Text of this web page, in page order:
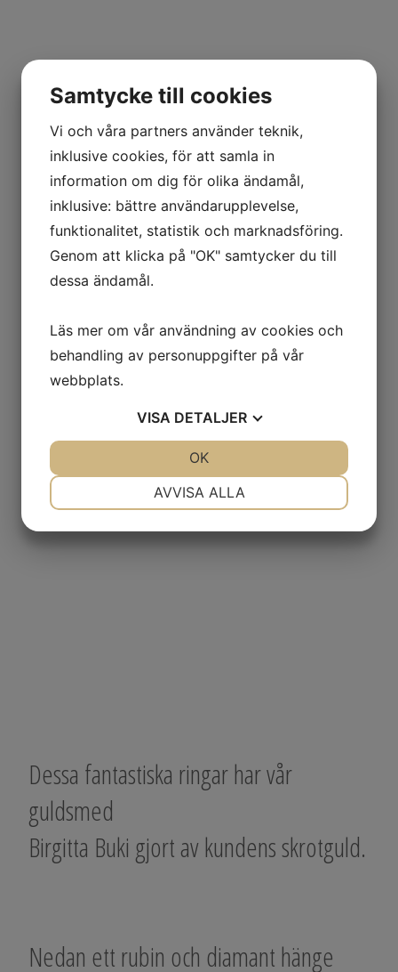
Dessa fantastiska ringar har vår
guldsmed
Birgitta Buki gjort av kundens skrotguld.
Nedan ett rubin och diamant hänge
Samtycke till cookies
Vi och våra partners använder teknik,
inklusive cookies, för att samla in
information om dig för olika ändamål,
inklusive: bättre användarupplevelse,
funktionalitet, statistik och marknadsföring.
Genom att klicka på "OK" samtycker du till
dessa ändamål.
Läs mer om vår användning av cookies och
behandling av personuppgifter på vår
webbplats.
VISA DETALJER
AVVISA ALLA
OK